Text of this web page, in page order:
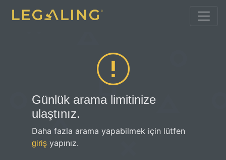
Günlük arama limitinize
ulaştınız.
Daha fazla arama yapabilmek için lütfen
giriş yapınız.